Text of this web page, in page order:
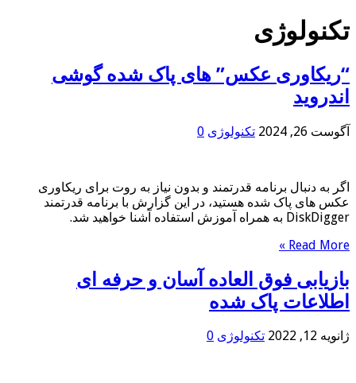
تکنولوژی
“ریکاوری عکس” های پاک شده گوشی
اندروید
آگوست 26, 2024 تکنولوژی 0
اگر به دنبال برنامه قدرتمند و بدون نیاز به روت برای ریکاوری
عکس های پاک شده هستید، در این گزارش با برنامه قدرتمند
DiskDigger به همراه آموزش استفاده آشنا خواهید شد.
Read More »
بازیابی فوق العاده آسان و حرفه ای
اطلاعات پاک شده
ژانویه 12, 2022 تکنولوژی 0